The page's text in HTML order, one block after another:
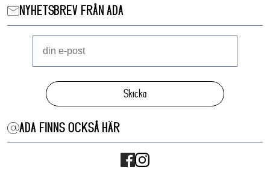
NYHETSBREV FRÅN ADA
Skicka
ADA FINNS OCKSÅ HÄR